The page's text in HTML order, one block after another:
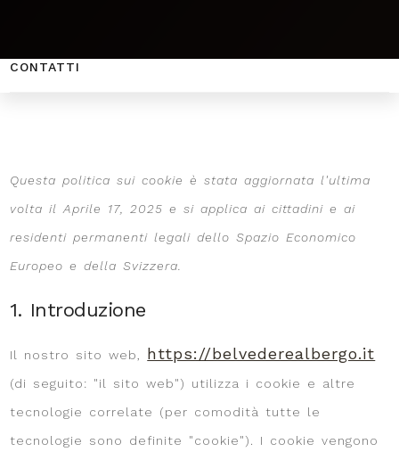
CONTATTI
Questa politica sui cookie è stata aggiornata l'ultima
volta il Aprile 17, 2025 e si applica ai cittadini e ai
residenti permanenti legali dello Spazio Economico
Europeo e della Svizzera.
1. Introduzione
Il nostro sito web, https://belvederealbergo.it
(di seguito: "il sito web") utilizza i cookie e altre
tecnologie correlate (per comodità tutte le
tecnologie sono definite "cookie"). I cookie vengono